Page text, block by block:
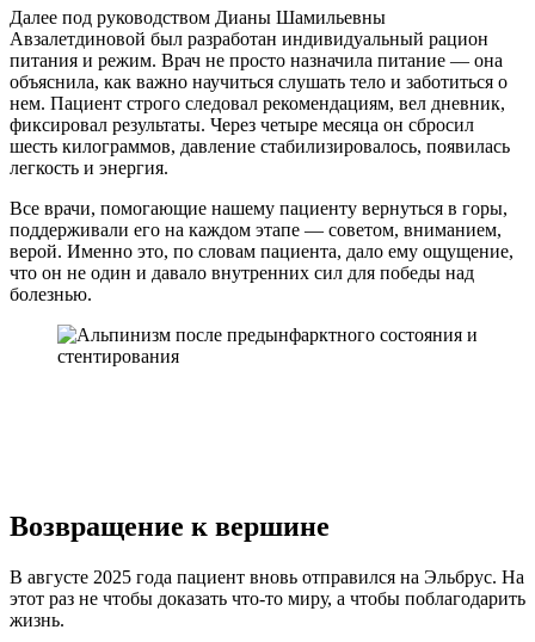
Далее под руководством Дианы Шамильевны
Авзалетдиновой был разработан индивидуальный рацион
питания и режим. Врач не просто назначила питание — она
объяснила, как важно научиться слушать тело и заботиться о
нем. Пациент строго следовал рекомендациям, вел дневник,
фиксировал результаты. Через четыре месяца он сбросил
шесть килограммов, давление стабилизировалось, появилась
легкость и энергия.
Все врачи, помогающие нашему пациенту вернуться в горы,
поддерживали его на каждом этапе — советом, вниманием,
верой. Именно это, по словам пациента, дало ему ощущение,
что он не один и давало внутренних сил для победы над
болезнью.
Возвращение к вершине
В августе 2025 года пациент вновь отправился на Эльбрус. На
этот раз не чтобы доказать что-то миру, а чтобы поблагодарить
жизнь.